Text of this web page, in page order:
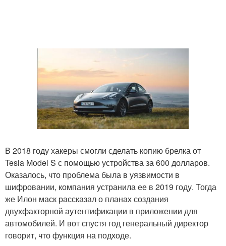
В 2018 году хакеры смогли сделать копию брелка от
Tesla Model S с помощью устройства за 600 долларов.
Оказалось, что проблема была в уязвимости в
шифровании, компания устранила ее в 2019 году. Тогда
же Илон маск рассказал о планах создания
двухфакторной аутентификации в приложении для
автомобилей. И вот спустя год генеральный директор
говорит, что функция на подходе.